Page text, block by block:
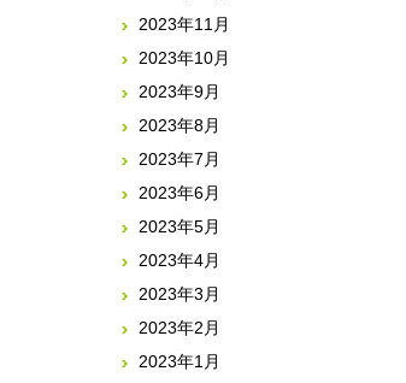
2023年11月
2023年10月
2023年9月
2023年8月
2023年7月
2023年6月
2023年5月
2023年4月
2023年3月
2023年2月
2023年1月